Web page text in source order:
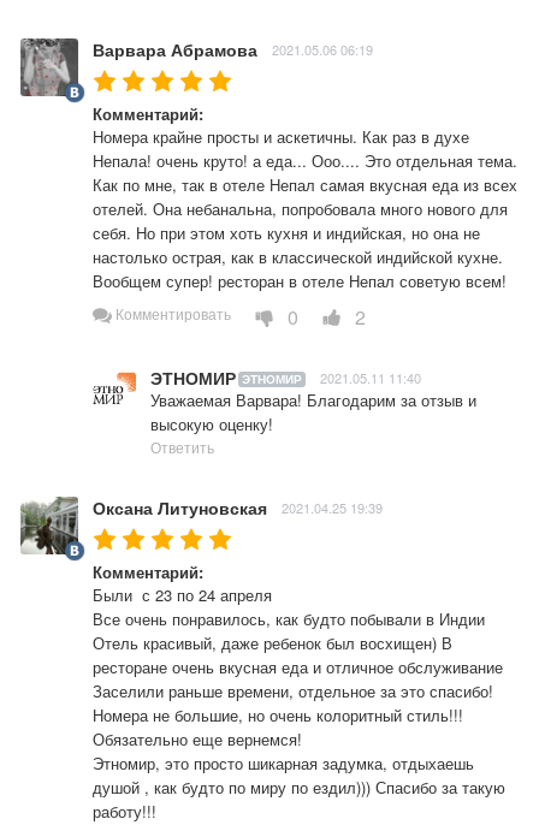
Варвара Абрамова 2021.05.06 06:19
Комментарий:
Номера крайне просты и аскетичны. Как раз в духе
Непала! очень круто! а еда... Ооо.... Это отдельная тема.
Как по мне, так в отеле Непал самая вкусная еда из всех
отелей. Она небанальна, попробовала много нового для
себя. Но при этом хоть кухня и индийская, но она не
настолько острая, как в классической индийской кухне.
Вообщем супер! ресторан в отеле Непал советую всем!
Комментировать 0 2
ЭТНОМИР ЭТНОМИР 2021.05.11 11:40
Уважаемая Варвара! Благодарим за отзыв и
высокую оценку!
Ответить
Оксана Литуновская 2021.04.25 19:39
Комментарий:
Были  с 23 по 24 апреля
Все очень понравилось, как будто побывали в Индии
Отель красивый, даже ребенок был восхищен) В
ресторане очень вкусная еда и отличное обслуживание
Заселили раньше времени, отдельное за это спасибо!
Номера не большие, но очень колоритный стиль!!!
Обязательно еще вернемся!
Этномир, это просто шикарная задумка, отдыхаешь
душой , как будто по миру по ездил))) Спасибо за такую
работу!!!